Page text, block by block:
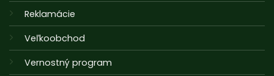
Reklamácie
Veľkoobchod
Vernostný program